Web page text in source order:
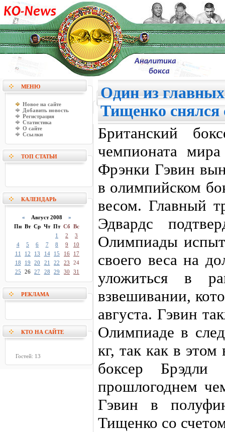
МЕНЮ
Новое на сайте
Добавить новость
Регистрация
Статистика
О сайте
Ссылки
ТОП СТАТЬИ
КАЛЕНДАРЬ
« Август 2008 »
Пн Вт Ср Чт Пт Сб Вс
1
2
3
4
5 6 7 8 9
10
11
12 13 14 15 16
17
18
19 20 21 22 23
24
25
26 27 28 29 30 31
РЕКЛАМА
КТО НА САЙТЕ
Гостей: 13
Один из
Тищенко снялся
Британский
чемпионата
Фрэнки Гэвин
в олимпийском
весом. Главный
Эдвардс
Олимпиады
своего веса на
уложиться в
взвешивании,
августа. Гэвин
Олимпиаде в
кг, так как в
боксер
прошлогоднем
Гэвин в
Тищенко со